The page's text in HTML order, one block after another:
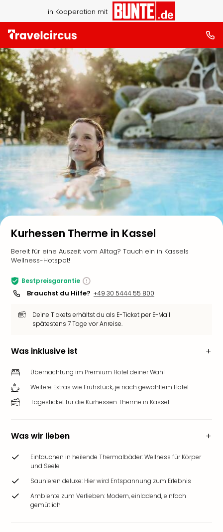
in Kooperation mit
Kurhessen Therme in Kassel
Bereit für eine Auszeit vom Alltag? Tauch ein in Kassels
Wellness-Hotspot!
Bestpreisgarantie
Brauchst du Hilfe? +49 30 5444 55 800
Deine Tickets erhältst du als E-Ticket per E-Mail
spätestens 7 Tage vor Anreise.
Was inklusive ist
Übernachtung im Premium Hotel deiner Wahl
Weitere Extras wie Frühstück, je nach gewähltem Hotel
Tagesticket für die Kurhessen Therme in Kassel
Was wir lieben
Eintauchen in heilende Thermalbäder: Wellness für Körper
und Seele
Saunieren deluxe: Hier wird Entspannung zum Erlebnis
Ambiente zum Verlieben: Modern, einladend, einfach
gemütlich